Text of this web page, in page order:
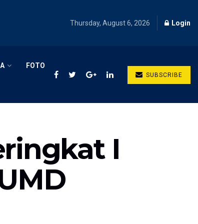
Thursday, August 6, 2026 Login
FOTO
SUBSCRIBE
I